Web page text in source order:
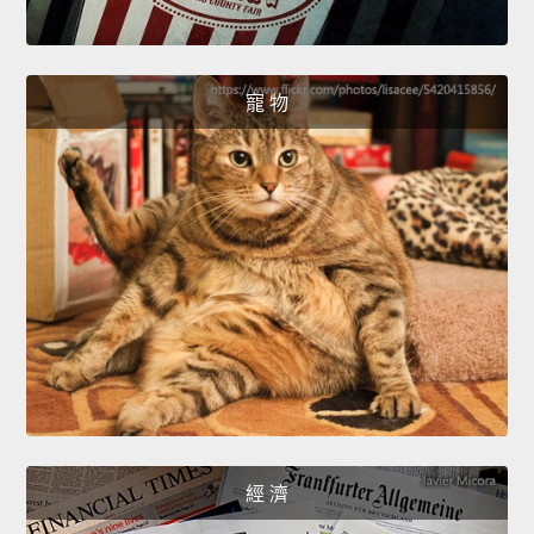
寵 物
經 濟